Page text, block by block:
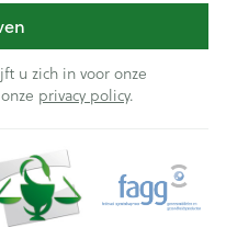
u zich in voor onze
privacy policy.